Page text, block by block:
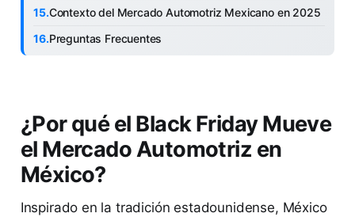
Contexto del Mercado Automotriz Mexicano en 2025
Preguntas Frecuentes
¿Por qué el Black Friday Mueve
el Mercado Automotriz en
México?
Inspirado en la tradición estadounidense, México